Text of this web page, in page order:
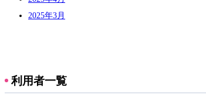
2025年3月
利用者一覧